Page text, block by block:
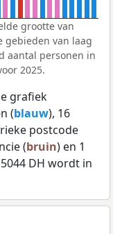
grootte van
gebieden van laag
aantal personen in
2025.
grafiek
(blauw), 16
postcode
(bruin) en 1
DH wordt in